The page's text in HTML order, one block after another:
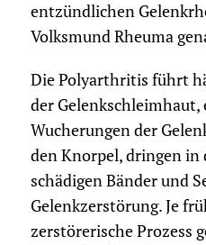
entzündlichen
Volksmund Rheuma
Die Polyarthritis führt
der Gelenkschleimhaut,
Wucherungen der
den Knorpel, dringen in
schädigen Bänder und
Gelenkzerstörung. Je
zerstörerische Prozess